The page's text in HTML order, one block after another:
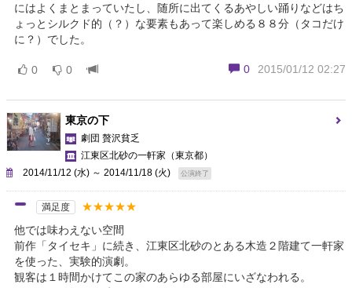
にはよくまとまっていたし、随所に出てくるあやしい踊りなどはち
ょっとシルクド的（？）な要素もあって楽しめる８８分（タコだけ
に？）でした。
0 2015/01/12 02:27
0 0
東京の下
劇団 贅沢貧乏
江東区北砂の一軒家 （東京都）
2014/11/12 (水) ～ 2014/11/18 (火)
公演終了
満足度
★★★★★
他では味わえない空間
前作「タイセキ」に続き、江東区北砂のとある木造２階建て一軒家
を使った、実験的演劇。
観客は１時間かけてこの家のあらゆる部屋にいざなわれる。